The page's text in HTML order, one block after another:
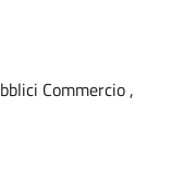
Commercio ,